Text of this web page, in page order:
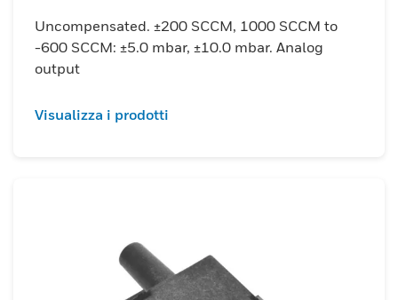
Uncompensated. ±200 SCCM, 1000 SCCM to
-600 SCCM: ±5.0 mbar, ±10.0 mbar. Analog
output
Visualizza i prodotti